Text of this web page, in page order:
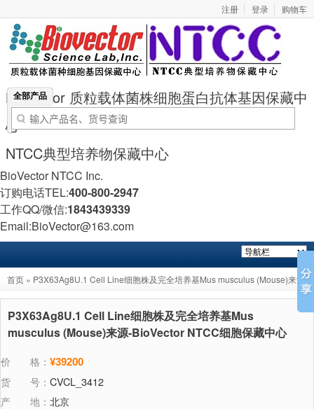
注册 登录 购物车
BioVector 质粒载体菌株细胞蛋白抗体基因保藏中
心
NTCC典型培养物保藏中心
全部产品
BioVector NTCC Inc.
订购电话TEL:400-800-2947
工作QQ/微信:1843439339
Email:BioVector@163.com
首页 » P3X63Ag8U.1 Cell Line细胞株及完全培养基Mus musculus (Mouse)来源-
BioVector NTCC细胞保藏中心
P3X63Ag8U.1 Cell Line细胞株及完全培养基Mus
musculus (Mouse)来源-BioVector NTCC细胞保藏中心
价 格： ¥39200
货 号： CVCL_3412
产 地： 北京